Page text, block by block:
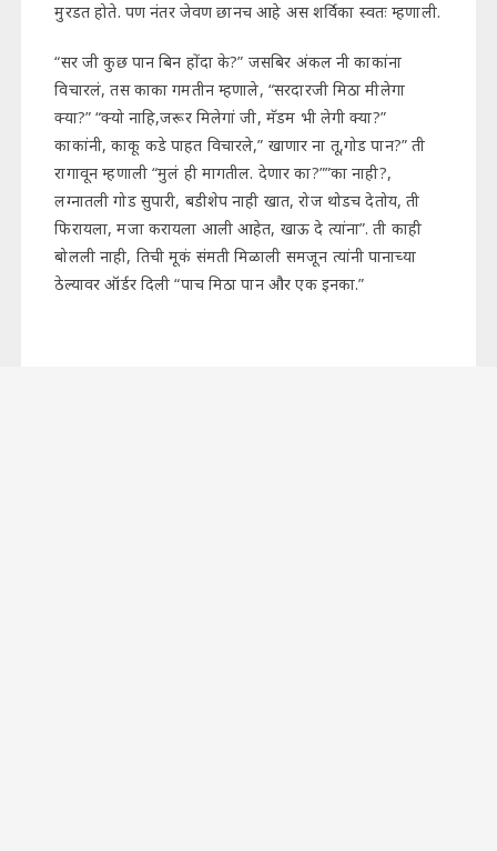
मुरडत होते. पण नंतर जेवण छानच आहे अस शर्विका स्वतः म्हणाली.
“सर जी कुछ पान बिन होंदा के?” जसबिर अंकल नी काकांना
विचारलं, तस काका गमतीन म्हणाले, “सरदारजी मिठा मीलेगा
क्या?” “क्यो नाहि,जरूर मिलेगां जी, मॅडम भी लेगी क्या?”
काकांनी, काकू कडे पाहत विचारले,” खाणार ना तू,गोड पान?” ती
रागावून म्हणाली “मुलं ही मागतील. देणार का?””का नाही?,
लग्नातली गोड सुपारी, बडीशेप नाही खात, रोज थोडच देतोय, ती
फिरायला, मजा करायला आली आहेत, खाऊ दे त्यांना”. ती काही
बोलली नाही, तिची मूकं संमती मिळाली समजून त्यांनी पानाच्या
ठेल्यावर ऑर्डर दिली “पाच मिठा पान और एक इनका.”